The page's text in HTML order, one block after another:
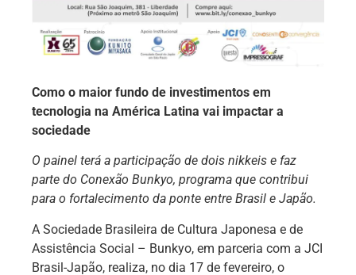
Como o maior fundo de investimentos em
tecnologia na América Latina vai impactar a
sociedade
O painel terá a participação de dois nikkeis e faz
parte do Conexão Bunkyo, programa que contribui
para o fortalecimento da ponte entre Brasil e Japão.
A Sociedade Brasileira de Cultura Japonesa e de
Assistência Social – Bunkyo, em parceria com a JCI
Brasil-Japão, realiza, no dia 17 de fevereiro, o